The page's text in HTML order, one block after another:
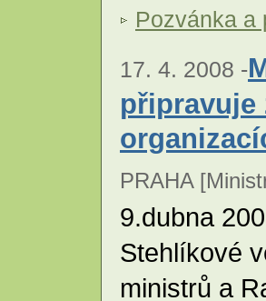
Pozvánka a
17. 4. 2008 -
připravuje
PRAHA
9.dubna
Stehlíkové
ministrů a